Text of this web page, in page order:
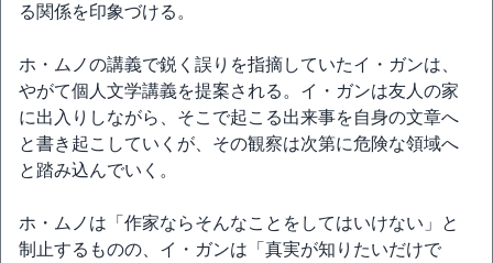
る関係を印象づける。
ホ・ムノの講義で鋭く誤りを指摘していたイ・ガンは、
やがて個人文学講義を提案される。イ・ガンは友人の家
に出入りしながら、そこで起こる出来事を自身の文章へ
と書き起こしていくが、その観察は次第に危険な領域へ
と踏み込んでいく。
ホ・ムノは「作家ならそんなことをしてはいけない」と
制止するものの、イ・ガンは「真実が知りたいだけで